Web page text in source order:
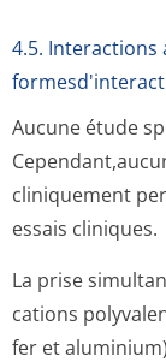
4.5. Interactions
Aucune étude
cliniquement
essais cliniques.
La prise
cations
fer et